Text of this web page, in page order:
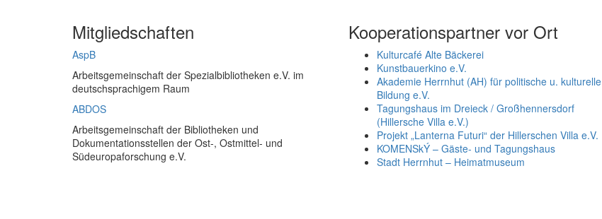
Mitgliedschaften
AspB
Arbeitsgemeinschaft der Spezialbibliotheken e.V. im
deutschsprachigem Raum
ABDOS
Arbeitsgemeinschaft der Bibliotheken und
Dokumentationsstellen der Ost-, Ostmittel- und
Südeuropaforschung e.V.
Kooperationspartner vor Ort
Kulturcafé Alte Bäckerei
Kunstbauerkino e.V.
Akademie Herrnhut (AH) für politische u. kulturelle
Bildung e.V.
Tagungshaus im Dreieck / Großhennersdorf
(Hillersche Villa e.V.)
Projekt „Lanterna Futuri“ der Hillerschen Villa e.V.
KOMENSkÝ – Gäste- und Tagungshaus
Stadt Herrnhut – Heimatmuseum